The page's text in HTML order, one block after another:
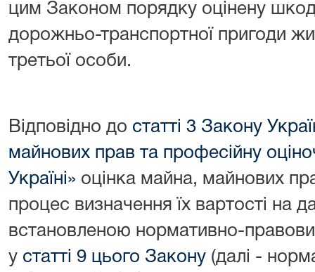
цим Законом порядку оцінену
дорожньо-транспортної пригоди
третьої особи.
Відповідно до статті 3 Закону
майнових прав та професійну
Україні» оцінка майна, майнових
процес визначення їх вартості на
встановленою нормативно-
у статті 9 цього Закону (далі -